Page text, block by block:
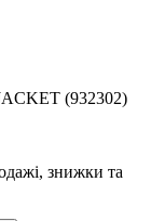
(932302)
знижки та